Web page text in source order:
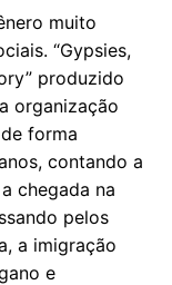
muito
“Gypsies,
produzido
organização
forma
contando a
chegada na
pelos
a imigração
e